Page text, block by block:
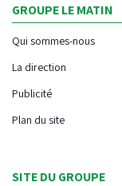
GROUPE LE MATIN
Qui sommes-nous
La direction
Publicité
Plan du site
SITE DU GROUPE